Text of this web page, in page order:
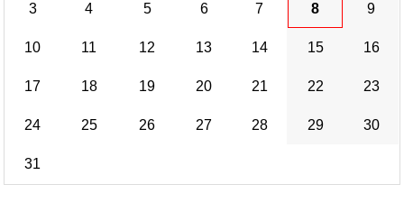
3 4 5 6 7 8 9
10 11 12 13 14 15 16
17 18 19 20 21 22 23
24 25 26 27 28 29 30
31